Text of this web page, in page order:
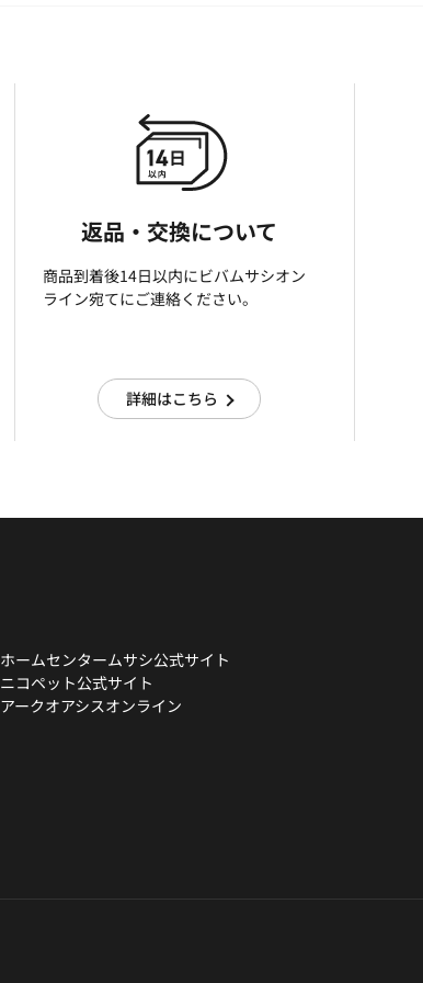
返品・交換について
商品到着後14日以内にビバムサシオン
ライン宛てにご連絡ください。
詳細はこちら
ホームセンタームサシ公式サイト
ニコペット公式サイト
アークオアシスオンライン